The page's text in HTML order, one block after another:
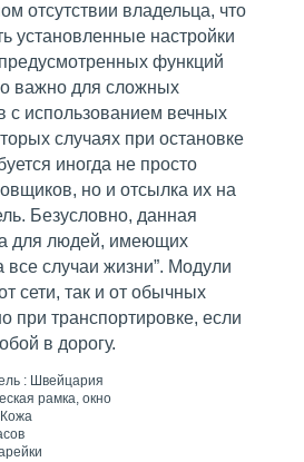
отсутствии владельца, что
установленные настройки
функций
важно для сложных
с использованием вечных
случаях при остановке
иногда не просто
но и отсылка их на
Безусловно, данная
для людей, имеющих
все случаи жизни”. Модули
сети, так и от обычных
при транспортировке, если
в дорогу.
: Швейцария
рамка, окно